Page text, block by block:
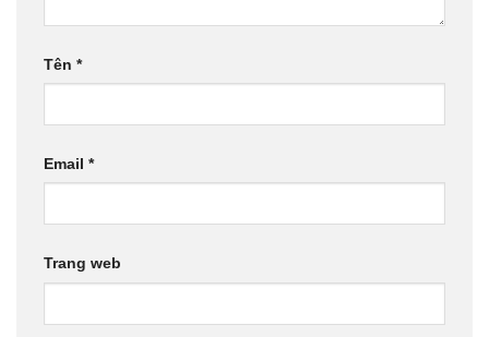
Tên *
Email *
Trang web